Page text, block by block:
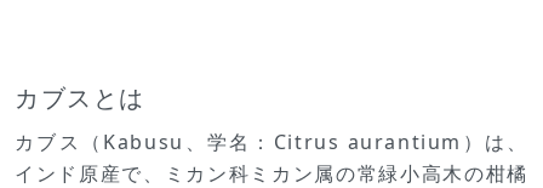
カブスとは
カブス（Kabusu、学名：Citrus aurantium）は、
インド原産で、ミカン科ミカン属の常緑小高木の柑橘